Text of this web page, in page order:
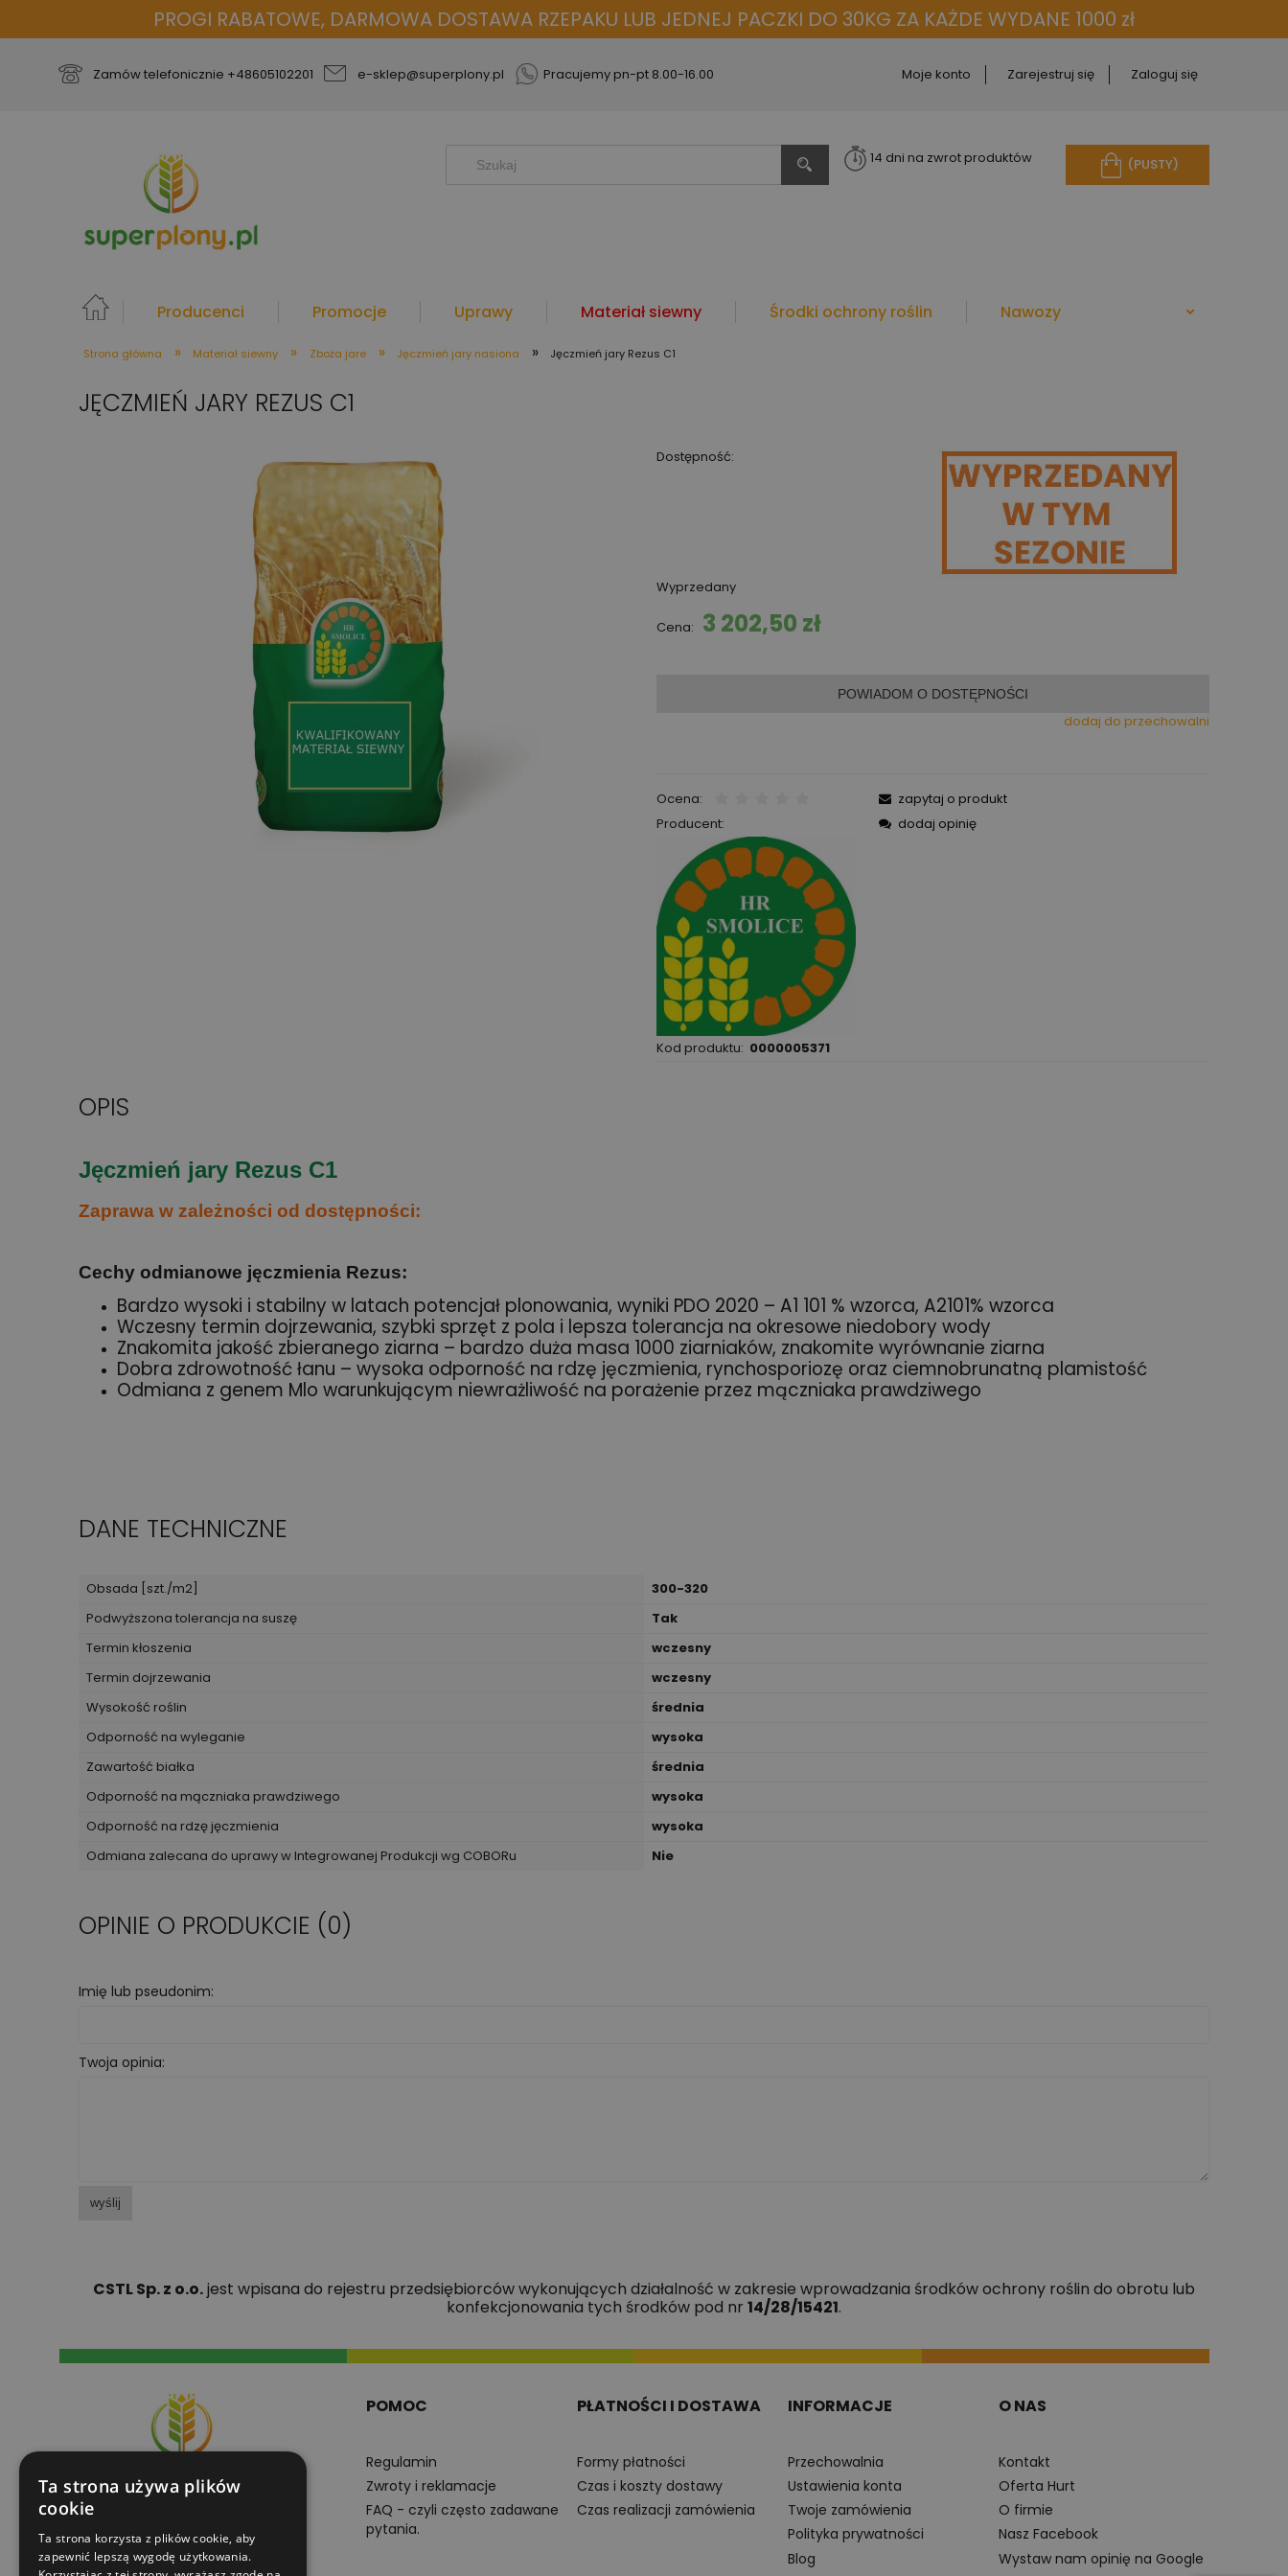
PROGI RABATOWE, DARMOWA DOSTAWA RZEPAKU LUB JEDNEJ PACZKI DO 30KG ZA KAŻDE WYDANE 1000 zł
Zamów telefonicznie +48605102201 e-sklep@superplony.pl Pracujemy pn-pt 8.00-16.00 Moje konto Zarejestruj się Zaloguj się
(PUSTY)
14 dni na zwrot produktów
Producenci Promocje Uprawy Materiał siewny Środki ochrony roślin Nawozy
więcej
Strona główna » Materiał siewny » Zboża jare » Jęczmień jary nasiona » Jęczmień jary Rezus C1
JĘCZMIEŃ JARY REZUS C1
Dostępność:
Wyprzedany
Cena: 3 202,50 zł
POWIADOM O DOSTĘPNOŚCI
dodaj do przechowalni
Ocena:
Producent:
Kod produktu: 0000005371
zapytaj o produkt
dodaj opinię
OPIS
Jęczmień jary Rezus C1
Zaprawa w zależności od dostępności:
Cechy odmianowe jęczmienia Rezus:
Bardzo wysoki i stabilny w latach potencjał plonowania, wyniki PDO 2020 – A1 101 % wzorca, A2101% wzorca
Wczesny termin dojrzewania, szybki sprzęt z pola i lepsza tolerancja na okresowe niedobory wody
Znakomita jakość zbieranego ziarna – bardzo duża masa 1000 ziarniaków, znakomite wyrównanie ziarna
Dobra zdrowotność łanu – wysoka odporność na rdzę jęczmienia, rynchosporiozę oraz ciemnobrunatną plamistość
Odmiana z genem Mlo warunkującym niewrażliwość na porażenie przez mączniaka prawdziwego
DANE TECHNICZNE
Obsada [szt./m2]
300-320
Podwyższona tolerancja na suszę
Tak
Termin kłoszenia
wczesny
Termin dojrzewania
wczesny
Wysokość roślin
średnia
Odporność na wyleganie
wysoka
Zawartość białka
średnia
Odporność na mączniaka prawdziwego
wysoka
Odporność na rdzę jęczmienia
wysoka
Odmiana zalecana do uprawy w Integrowanej Produkcji wg COBORu
Nie
OPINIE O PRODUKCIE (0)
Imię lub pseudonim:
Twoja opinia:
wyślij
CSTL Sp. z o.o.jest wpisana do rejestru przedsiębiorców wykonujących działalność w zakresie wprowadzania środków ochrony roślin do obrotu lub
konfekcjonowania tych środków pod nr 14/28/15421.
+48605102201
pn-pt 8:00-16:00
POMOC
Regulamin
Zwroty i reklamacje
FAQ - czyli często zadawane
pytania.
PŁATNOŚCI I DOSTAWA
Formy płatności
Czas i koszty dostawy
Czas realizacji zamówienia
INFORMACJE
Przechowalnia
Ustawienia konta
Twoje zamówienia
Polityka prywatności
Blog
O NAS
Kontakt
Oferta Hurt
O firmie
Nasz Facebook
Wystaw nam opinię na Google
Ta strona używa plików
cookie
Ta strona korzysta z plików cookie, aby
zapewnić lepszą wygodę użytkowania.